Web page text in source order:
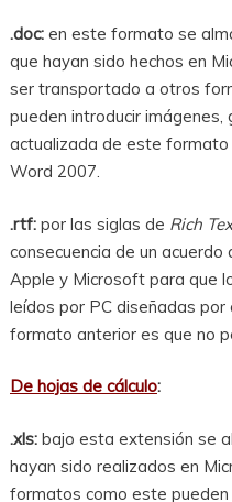
.doc: en este formato se
que hayan sido hechos en
ser transportado a otros
pueden introducir
actualizada de este formato
Word 2007.
.rtf: por las siglas de Rich
consecuencia de un
Apple y Microsoft para que
leídos por PC diseñadas
formato anterior es que no
De hojas de cálculo:
.xls: bajo esta extensión se
hayan sido realizados en
formatos como este pueden